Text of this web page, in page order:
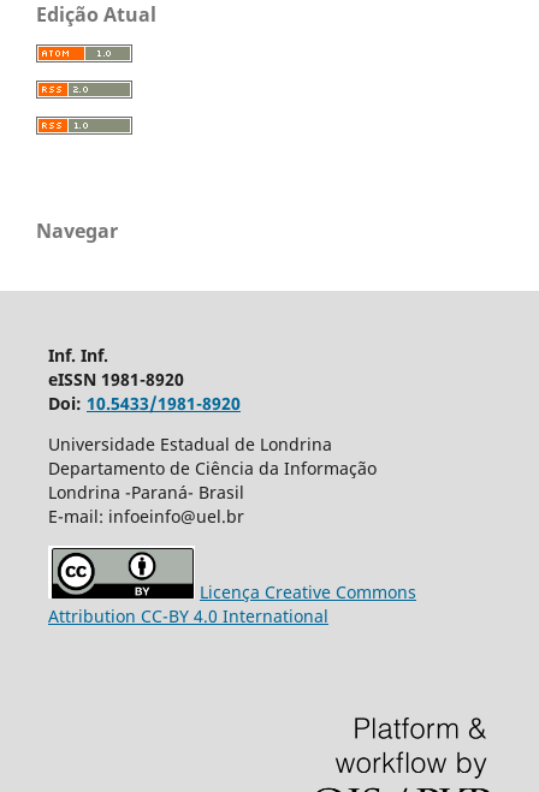
Edição Atual
Navegar
Inf. Inf.
eISSN 1981-8920
Doi: 10.5433/1981-8920
Universidade Estadual de Londrina
Departamento de Ciência da Informação
Londrina -Paraná- Brasil
E-mail: infoeinfo@uel.br
Licença Creative Commons
Attribution CC-BY 4.0 International